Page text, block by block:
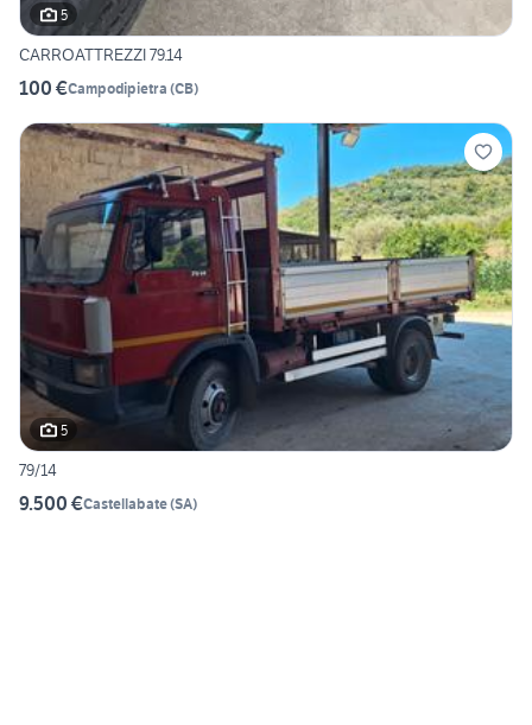
5
CARROATTREZZI 79.14
100 €Campodipietra (CB)
5
79/14
9.500 €Castellabate(SA)